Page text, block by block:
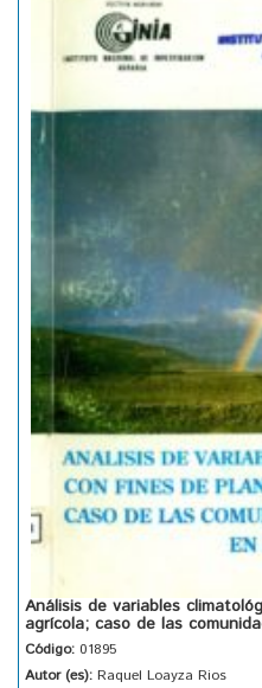
Análisis de variables
agrícola; caso de las
Código: 01895
Autor (es): Raquel Loayza Rios